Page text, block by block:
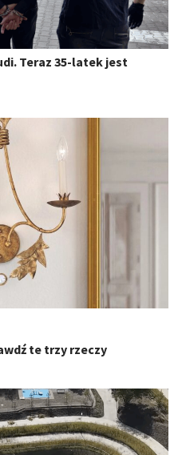
Teraz 35-latek jest
te trzy rzeczy